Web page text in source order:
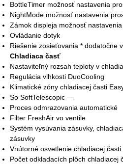
BottleTimer možnosť nastavenia
NightMode možnosť nastavenia
Zámok displeja možnosť
Ovládanie dotyk
Riešenie zosieťovania * dodatočne
Chladiaca časť
Nastaviteľný rozsah teploty v
Regulácia vlhkosti DuoCooling
Klimatické zóny chladiacej časti
So SoftTelescopic —
Proces odmrazovania automatické
Filter FreshAir vo ventile
Systém vysúvania zásuvky,
zásuvky
Vnútorné osvetlenie chladiacej
Počet odkladacích plôch chladiacej